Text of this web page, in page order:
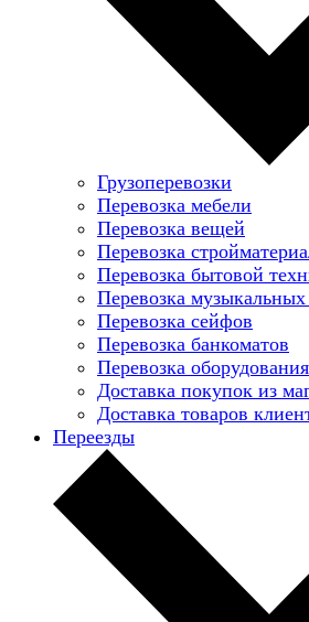
Грузоперевозки
Перевозка мебели
Перевозка вещей
Перевозка
Перевозка бытовой
Перевозка
Перевозка сейфов
Перевозка банкоматов
Перевозка оборудования
Доставка покупок из
Доставка товаров
Переезды